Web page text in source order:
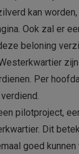
kan
Ook zal er
beloning
Per
pilotproject,
Dit
goed